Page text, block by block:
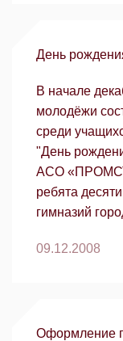
День
В начале
молодёжи
среди
"День
АСО
ребята
гимназий
09.12.2008
Оформление